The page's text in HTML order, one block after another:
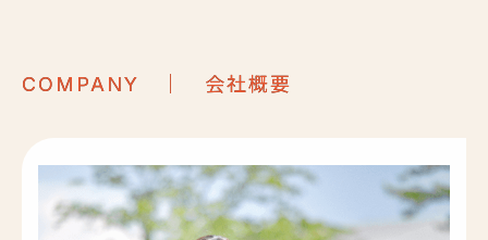
COMPANY ｜ 会社概要